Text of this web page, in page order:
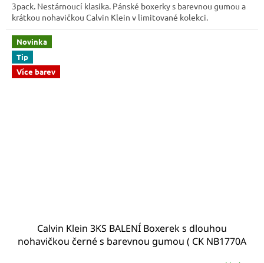
3pack. Nestárnoucí klasika. Pánské boxerky s barevnou gumou a
krátkou nohavičkou Calvin Klein v limitované kolekci.
Novinka
Tip
Více barev
Calvin Klein 3KS BALENÍ Boxerek s dlouhou
nohavičkou černé s barevnou gumou ( CK NB1770A